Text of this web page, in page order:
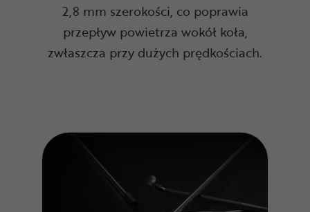
2,8 mm szerokości, co poprawia
przepływ powietrza wokół koła,
zwłaszcza przy dużych prędkościach.